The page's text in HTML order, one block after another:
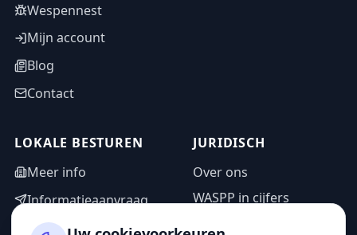
Wespennest
Mijn account
Blog
Contact
LOKALE BESTUREN
Meer info
Informatieaanvraag
Adminzone
JURIDISCH
Over ons
WASPP in cijfers